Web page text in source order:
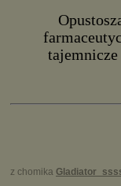
tajemnicze
z chomika